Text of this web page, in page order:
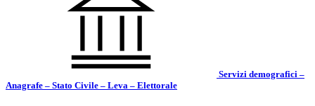
Servizi demografici –
Anagrafe – Stato Civile – Leva – Elettorale